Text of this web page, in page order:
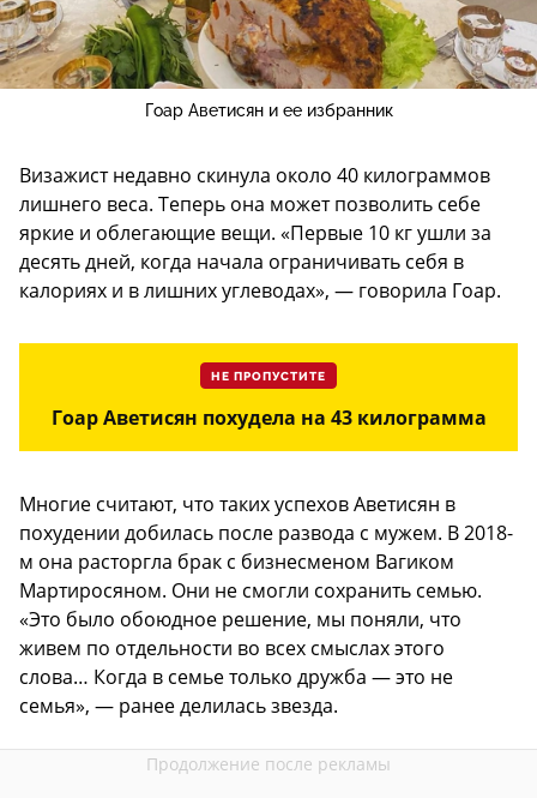
Гоар Аветисян и ее избранник
Визажист недавно скинула около 40 килограммов
лишнего веса. Теперь она может позволить себе
яркие и облегающие вещи. «Первые 10 кг ушли за
десять дней, когда начала ограничивать себя в
калориях и в лишних углеводах», — говорила Гоар.
НЕ ПРОПУСТИТЕ
Гоар Аветисян похудела на 43 килограмма
Многие считают, что таких успехов Аветисян в
похудении добилась после развода с мужем. В 2018-
м она расторгла брак с бизнесменом Вагиком
Мартиросяном. Они не смогли сохранить семью.
«Это было обоюдное решение, мы поняли, что
живем по отдельности во всех смыслах этого
слова… Когда в семье только дружба — это не
семья», — ранее делилась звезда.